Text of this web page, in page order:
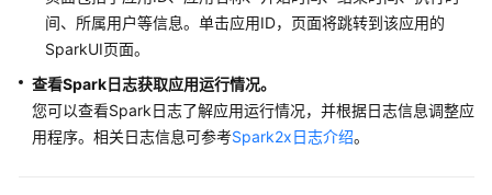
南
（LTS
版）
组
件
间、所属用户等信息。单击应用ID，页面将跳转到该应用的
SparkUI页面。
查看Spark日志获取应用运行情况。
您可以查看Spark日志了解应用运行情况，并根据日志信息调整应
用程序。相关日志信息可参考Spark2x日志介绍。